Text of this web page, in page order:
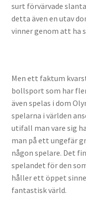
surt förvärvade
detta även en utav
vinner genom att ha
Men ett faktum
bollsport som har
även spelas i dom
spelarna i världen
utifall man vare sig
man på ett ungefär
någon spelare. Det
spelandet för den
håller ett öppet
fantastisk värld.